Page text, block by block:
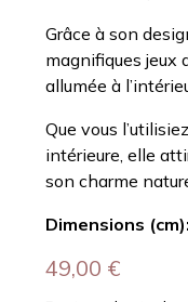
Grâce à son
magnifiques jeux
allumée à
Que vous
intérieure, elle
son charme
Dimensions (cm):
49,00 €